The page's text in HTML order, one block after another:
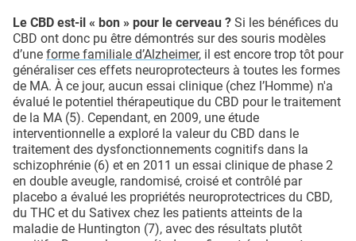
Le CBD est-il « bon » pour le cerveau ? Si les bénéfices du
CBD ont donc pu être démontrés sur des souris modèles
d’une forme familiale d’Alzheimer, il est encore trop tôt pour
généraliser ces effets neuroprotecteurs à toutes les formes
de MA. À ce jour, aucun essai clinique (chez l’Homme) n'a
évalué le potentiel thérapeutique du CBD pour le traitement
de la MA (5). Cependant, en 2009, une étude
interventionnelle a exploré la valeur du CBD dans le
traitement des dysfonctionnements cognitifs dans la
schizophrénie (6) et en 2011 un essai clinique de phase 2
en double aveugle, randomisé, croisé et contrôlé par
placebo a évalué les propriétés neuroprotectrices du CBD,
du THC et du Sativex chez les patients atteints de la
maladie de Huntington (7), avec des résultats plutôt